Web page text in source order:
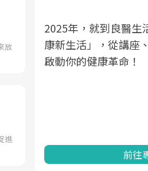
放
進
邁
策
健
，就到良醫生活祭體驗「一站
」，從講座、體驗到運動，
的健康革命！